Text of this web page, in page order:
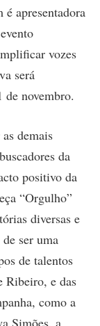
apresentadora
vozes
será
novembro.
demais
da
positivo da
“Orgulho”
diversas e
ser uma
de talentos
Ribeiro, e das
como a